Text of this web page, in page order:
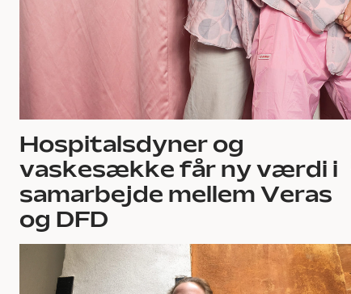
Hospitalsdyner og
vaskesække får ny værdi i
samarbejde mellem Veras
og DFD